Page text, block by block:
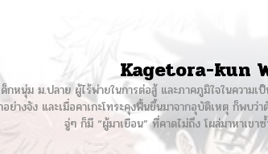
Kagetora-kun
ด็กหนุ่ม ม.ปลาย ผู้ไร้พ่ายในการต่อสู้ และภาคภูมิใจในความ
ย่างจัง และเมื่อคาเกะโทระคุงฟื้นขึ้นมาจากอุบัติเหตุ ก็พบ
จู่ๆ ก็มี “ผู้มาเยือน” ที่คาดไม่ถึง โผล่มาหาเข